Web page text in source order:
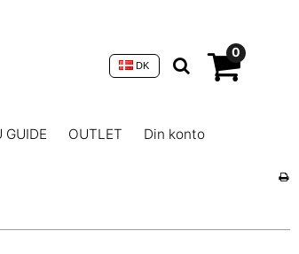
0
DK
GUIDE OUTLET Din konto